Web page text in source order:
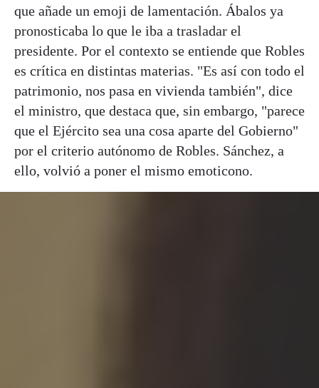
que añade un emoji de lamentación. Ábalos ya
pronosticaba lo que le iba a trasladar el
presidente. Por el contexto se entiende que Robles
es crítica en distintas materias. "Es así con todo el
patrimonio, nos pasa en vivienda también", dice
el ministro, que destaca que, sin embargo, "parece
que el Ejército sea una cosa aparte del Gobierno"
por el criterio autónomo de Robles. Sánchez, a
ello, volvió a poner el mismo emoticono.